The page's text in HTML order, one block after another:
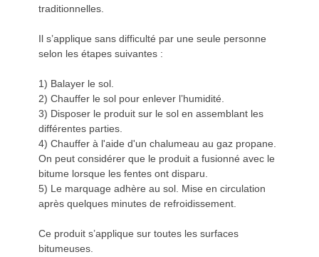
traditionnelles.
Il s’applique sans difficulté par une seule personne
selon les étapes suivantes :
1) Balayer le sol.
2) Chauffer le sol pour enlever l’humidité.
3) Disposer le produit sur le sol en assemblant les
différentes parties.
4) Chauffer à l'aide d'un chalumeau au gaz propane.
On peut considérer que le produit a fusionné avec le
bitume lorsque les fentes ont disparu.
5) Le marquage adhère au sol. Mise en circulation
après quelques minutes de refroidissement.
Ce produit s’applique sur toutes les surfaces
bitumeuses.